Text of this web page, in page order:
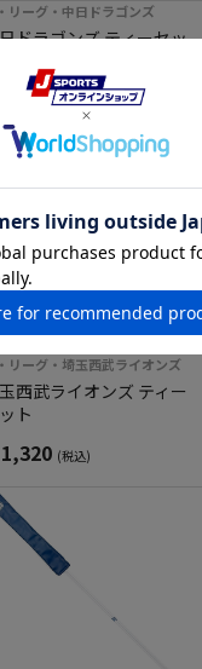
リーグ・中日ドラゴンズ
ドラゴンズ ティーセッ
1,320(税込)
リーグ・埼玉西武ライオンズ
西武ライオンズ ティー
ト
(税込)